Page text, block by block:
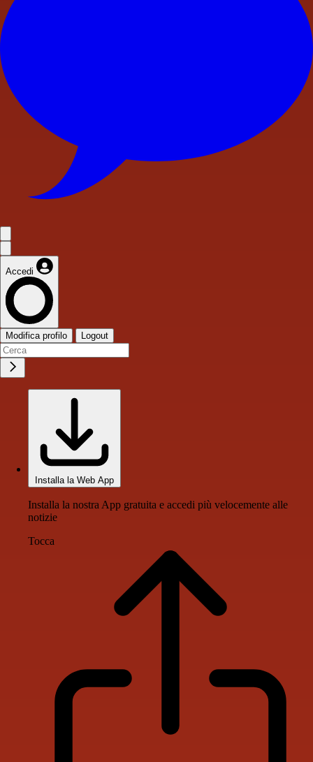
Accedi
Modifica profilo Logout
Installa la Web App
Installa la nostra App gratuita e accedi più velocemente alle
notizie
Tocca